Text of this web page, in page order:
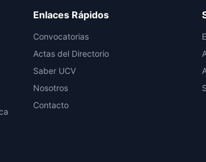
Enlaces Rápidos
Convocatorias
Actas del Directorio
Saber UCV
Nosotros
Contacto